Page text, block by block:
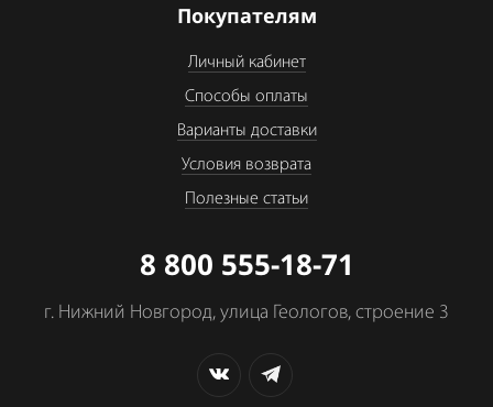
Покупателям
Личный кабинет
Способы оплаты
Варианты доставки
Условия возврата
Полезные статьи
8 800 555-18-71
г. Нижний Новгород, улица Геологов, строение 3